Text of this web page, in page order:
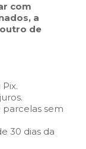
com
a
de
parcelas sem
30 dias da